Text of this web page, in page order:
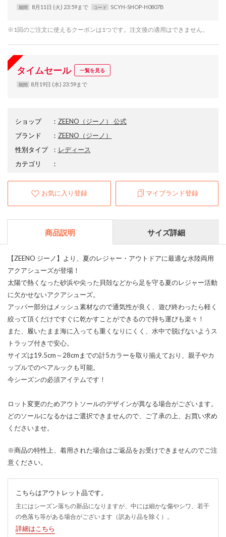
期間 8月11日 (火) 23:59まで コード SCYH-SHOP-H0807B
※1回のご注文に使えるクーポンは1つです。注文後の適用はできません。
タイムセール 一覧を見る
期間 8月19日 (水) 23:59まで
ショップ ： ZEENO（ジーノ） 公式
ブランド
： ZEENO （ジーノ）
性別タイプ
： レディース
カテゴリ
：
お気に入り登録 マイブランド登録
商品説明 サイズ詳細
【ZEENO ジーノ】より、夏のレジャー・アウトドアに最適な水陸両用
アクアシューズが登場！
太陽で熱くなった砂浜や尖った貝殻などから足を守る夏のレジャー活動
に欠かせないアクアシューズ。
アッパー部分はメッシュ素材なので通気性が良く、遊び終わったら軽く
絞って頂くだけですぐに乾かすことができるので持ち運びも楽々！
また、履いたまま海に入っても重くなりにくく、水中で脱げないようス
トラップ付きで安心。
サイズは19.5cm～28cmまでの計5カラーを取り揃えており、親子やカ
ップルでのペアルックも可能。
今シーズンの必須アイテムです！
ロット変更のためアウトソールのデザインが異なる場合がございます。
どのソールになるかはご選択できませんので、ご了承の上、お買い求め
くださいませ。
※商品の特性上、着用された場合はご返品をお受けできませんのでご注
意ください。
こちらはアウトレット品です。
主にはシーズン落ちの新品になりますが、中には細かな傷やシワ、若干
の色落ち等がある場合がございます（訳あり品を除く）。
詳細はこちら